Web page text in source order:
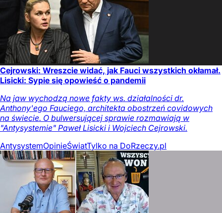
Cejrowski: Wreszcie widać, jak Fauci wszystkich okłamał.
Lisicki: Sypie się opowieść o pandemii
Na jaw wychodzą nowe fakty ws. działalności dr.
Anthony'ego Fauciego, architekta obostrzeń covidowych
na świecie. O bulwersującej sprawie rozmawiają w
"Antysystemie" Paweł Lisicki i Wojciech Cejrowski.
AntysystemOpinieŚwiatTylko na DoRzeczy.pl